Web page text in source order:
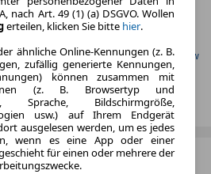
(komb.)
Gefunden auf Carwow
nach Art. 49 (1) (a) DSGVO. Wollen
erteilen, klicken Sie bitte hier.
ähnliche Online-Kennungen (z. B.
zufällig generierte Kennungen,
können zusammen mit
(z. B. Browsertyp und
Sprache, Bildschirmgröße,
usw.) auf Ihrem Endgerät
ausgelesen werden, um es jedes
wenn es eine App oder einer
für einen oder mehrere der